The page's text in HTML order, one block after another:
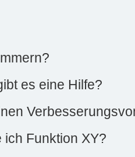
es eine Hilfe?
Funktion XY?